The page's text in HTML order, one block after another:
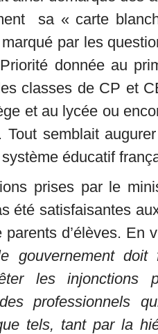
sa « carte
par les
donnée au
classes de CP et
et au lycée ou
semblait
éducatif
prises par le
été satisfaisantes
parents d’élèves. En
gouvernement doit
les injonctions
professionnels
tels, tant par la